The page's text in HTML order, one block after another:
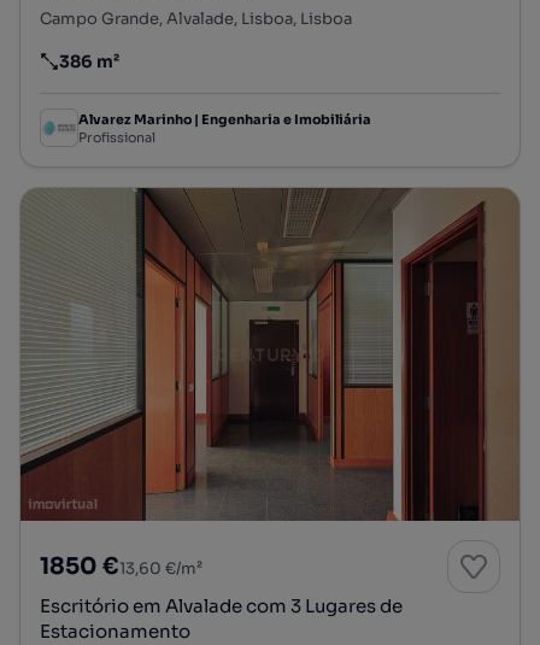
Campo Grande, Alvalade, Lisboa, Lisboa
Preço por metro quadrado
386 m²
Alvarez Marinho | Engenharia e Imobiliária
Profissional
1850 €13,60 €/m²
Escritório em Alvalade com 3 Lugares de
Estacionamento